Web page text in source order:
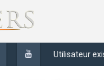
Utilisateur